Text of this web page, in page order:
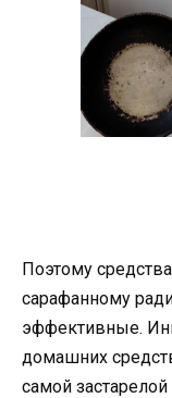
Поэтому
сарафанному
эффективные.
домашних
самой